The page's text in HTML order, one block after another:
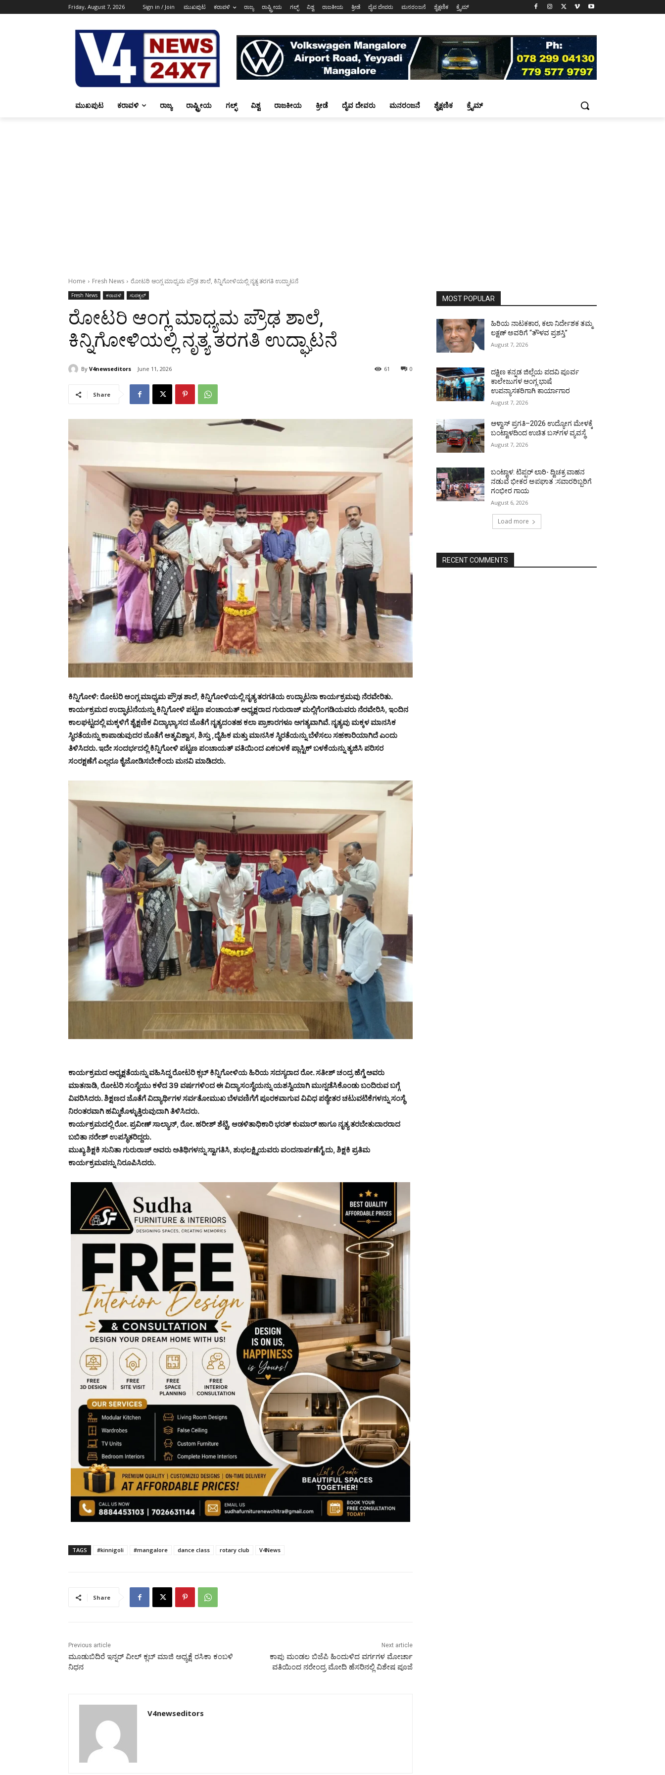
Friday, August 7, 2026 Sign in / Join ಮುಖಪುಟ ಕರಾವಳಿ ರಾಜ್ಯ ರಾಷ್ಟ್ರೀಯ ಗಲ್ಫ್ ವಿಶ್ವ ರಾಜಕೀಯ ಕ್ರೀಡೆ ದೈವ ದೇವರು ಮನರಂಜನೆ ಶೈಕ್ಷಣಿಕ ಕ್ರೈಮ್
ಮುಖಪುಟ ಕರಾವಳಿ ರಾಜ್ಯ ರಾಷ್ಟ್ರೀಯ ಗಲ್ಫ್ ವಿಶ್ವ ರಾಜಕೀಯ ಕ್ರೀಡೆ ದೈವ ದೇವರು ಮನರಂಜನೆ ಶೈಕ್ಷಣಿಕ ಕ್ರೈಮ್
Home Fresh News ರೋಟರಿ ಆಂಗ್ಲ ಮಾಧ್ಯಮ ಪ್ರೌಢ ಶಾಲೆ, ಕಿನ್ನಿಗೋಳಿಯಲ್ಲಿ ನೃತ್ಯ ತರಗತಿ ಉದ್ಘಾಟನೆ
Fresh News ಕರಾವಳಿ ಸುರತ್ಕಲ್
ರೋಟರಿ ಆಂಗ್ಲ ಮಾಧ್ಯಮ ಪ್ರೌಢ ಶಾಲೆ,
ಕಿನ್ನಿಗೋಳಿಯಲ್ಲಿ ನೃತ್ಯ ತರಗತಿ ಉದ್ಘಾಟನೆ
By V4newseditors June 11, 2026 0
61
Share
ಕಿನ್ನಿಗೋಳಿ: ರೋಟರಿ ಆಂಗ್ಲ ಮಾಧ್ಯಮ ಪ್ರೌಢ ಶಾಲೆ, ಕಿನ್ನಿಗೋಳಿಯಲ್ಲಿ ನೃತ್ಯ ತರಗತಿಯ ಉದ್ಘಾಟನಾ ಕಾರ್ಯಕ್ರಮವು ನೆರವೇರಿತು.
ಕಾರ್ಯಕ್ರಮದ ಉದ್ಘಾಟನೆಯನ್ನು ಕಿನ್ನಿಗೋಳಿ ಪಟ್ಟಣ ಪಂಚಾಯತ್ ಅಧ್ಯಕ್ಷರಾದ ಗುರುರಾಜ್ ಮಲ್ಲಿಗೆಂಗಡಿಯವರು ನೆರವೇರಿಸಿ, ಇಂದಿನ
ಕಾಲಘಟ್ಟದಲ್ಲಿ ಮಕ್ಕಳಿಗೆ ಶೈಕ್ಷಣಿಕ ವಿದ್ಯಾಭ್ಯಾಸದ ಜೊತೆಗೆ ನೃತ್ಯದಂತಹ ಕಲಾ ಪ್ರಾಕಾರಗಳೂ ಅಗತ್ಯವಾಗಿವೆ. ನೃತ್ಯವು ಮಕ್ಕಳ ಮಾನಸಿಕ
ಸ್ಥಿರತೆಯನ್ನು ಕಾಪಾಡುವುದರ ಜೊತೆಗೆ ಆತ್ಮವಿಶ್ವಾಸ, ಶಿಸ್ತು ,ದೈಹಿಕ ಮತ್ತು ಮಾನಸಿಕ ಸ್ಥಿರತೆಯನ್ನು ಬೆಳೆಸಲು ಸಹಕಾರಿಯಾಗಿದೆ ಎಂದು
ತಿಳಿಸಿದರು. ಇದೇ ಸಂದರ್ಭದಲ್ಲಿ ಕಿನ್ನಿಗೋಳಿ ಪಟ್ಟಣ ಪಂಚಾಯತ್ ವತಿಯಿಂದ ಏಕಬಳಕೆ ಪ್ಲಾಸ್ಟಿಕ್ ಬಳಕೆಯನ್ನು ತ್ಯಜಿಸಿ ಪರಿಸರ
ಸಂರಕ್ಷಣೆಗೆ ಎಲ್ಲರೂ ಕೈಜೋಡಿಸಬೇಕೆಂದು ಮನವಿ ಮಾಡಿದರು.
ಕಾರ್ಯಕ್ರಮದ ಅಧ್ಯಕ್ಷತೆಯನ್ನು ವಹಿಸಿದ್ದ ರೋಟರಿ ಕ್ಲಬ್ ಕಿನ್ನಿಗೋಳಿಯ ಹಿರಿಯ ಸದಸ್ಯರಾದ ರೋ. ಸತೀಶ್ ಚಂದ್ರ ಹೆಗ್ಡೆ ಅವರು
ಮಾತನಾಡಿ, ರೋಟರಿ ಸಂಸ್ಥೆಯು ಕಳೆದ 39 ವರ್ಷಗಳಿಂದ ಈ ವಿದ್ಯಾಸಂಸ್ಥೆಯನ್ನು ಯಶಸ್ವಿಯಾಗಿ ಮುನ್ನಡೆಸಿಕೊಂಡು ಬಂದಿರುವ ಬಗ್ಗೆ
ವಿವರಿಸಿದರು. ಶಿಕ್ಷಣದ ಜೊತೆಗೆ ವಿದ್ಯಾರ್ಥಿಗಳ ಸರ್ವತೋಮುಖ ಬೆಳವಣಿಗೆಗೆ ಪೂರಕವಾಗುವ ವಿವಿಧ ಪಠ್ಯೇತರ ಚಟುವಟಿಕೆಗಳನ್ನು ಸಂಸ್ಥೆ
ನಿರಂತರವಾಗಿ ಹಮ್ಮಿಕೊಳ್ಳುತ್ತಿರುವುದಾಗಿ ತಿಳಿಸಿದರು.
ಕಾರ್ಯಕ್ರಮದಲ್ಲಿ ರೋ. ಪ್ರವೀಣ್ ಸಾಲ್ಯಾನ್, ರೋ. ಹರೀಶ್ ಶೆಟ್ಟಿ, ಆಡಳಿತಾಧಿಕಾರಿ ಭರತ್ ಕುಮಾರ್ ಹಾಗೂ ನೃತ್ಯ ತರಬೇತುದಾರರಾದ
ಬಬಿತಾ ನರೇಶ್ ಉಪಸ್ಥಿತರಿದ್ದರು.
ಮುಖ್ಯ ಶಿಕ್ಷಕಿ ಸುನಿತಾ ಗುರುರಾಜ್ ಅವರು ಅತಿಥಿಗಳನ್ನು ಸ್ವಾಗತಿಸಿ, ಶುಭಲಕ್ಷ್ಮಿಯವರು ವಂದನಾರ್ಪಣೆಗೈ ದು, ಶಿಕ್ಷಕಿ ಪ್ರತಿಮ
ಕಾರ್ಯಕ್ರಮವನ್ನು ನಿರೂಪಿಸಿದರು.
TAGS #kinnigoli #mangalore dance class rotary club V4News
Share
Previous article
ಮೂಡುಬಿದಿರೆ ಇನ್ನರ್ ವೀಲ್ ಕ್ಲಬ್ ಮಾಜಿ ಅಧ್ಯಕ್ಷೆ ರಸಿಕಾ ಕಂಬಳಿ
ನಿಧನ
Next article
ಕಾಪು ಮಂಡಲ ಬಿಜೆಪಿ ಹಿಂದುಳಿದ ವರ್ಗಗಳ ಮೋರ್ಚಾ
ವತಿಯಿಂದ ನರೇಂದ್ರ ಮೋದಿ ಹೆಸರಿನಲ್ಲಿ ವಿಶೇಷ ಪೂಜೆ
V4newseditors
MOST POPULAR
ಹಿರಿಯ ನಾಟಕಕಾರ, ಕಲಾ ನಿರ್ದೇಶಕ ತಮ್ಮ
ಲಕ್ಷಣ್ ಅವರಿಗೆ “ತೌಳವ ಪ್ರಶಸ್ತಿ”
August 7, 2026
ದಕ್ಷಿಣ ಕನ್ನಡ ಜಿಲ್ಲೆಯ ಪದವಿ ಪೂರ್ವ
ಕಾಲೇಜುಗಳ ಆಂಗ್ಲ ಭಾಷೆ
ಉಪನ್ಯಾಸಕರಿಗಾಗಿ ಕಾರ್ಯಾಗಾರ
August 7, 2026
ಆಳ್ವಾಸ್ ಪ್ರಗತಿ–2026 ಉದ್ಯೋಗ ಮೇಳಕ್ಕೆ
ಬಂಟ್ವಾಳದಿಂದ ಉಚಿತ ಬಸ್‌ಗಳ ವ್ಯವಸ್ಥೆ
August 7, 2026
ಬಂಟ್ವಾಳ: ಟಿಪ್ಪರ್ ಲಾರಿ- ದ್ವಿಚಕ್ರ ವಾಹನ
ನಡುವೆ ಭೀಕರ ಅಪಘಾತ :ಸವಾರರಿಬ್ಬರಿಗೆ
ಗಂಭೀರ ಗಾಯ
August 6, 2026
Load more
RECENT COMMENTS